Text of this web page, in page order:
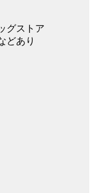
グストア
どあり